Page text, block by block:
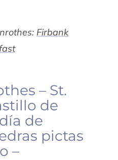
Firbank
– St.
de
de
pictas
–